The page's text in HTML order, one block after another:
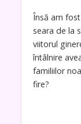
Însă am
seara de la
viitorul
întâlnire
familiilor
fire?